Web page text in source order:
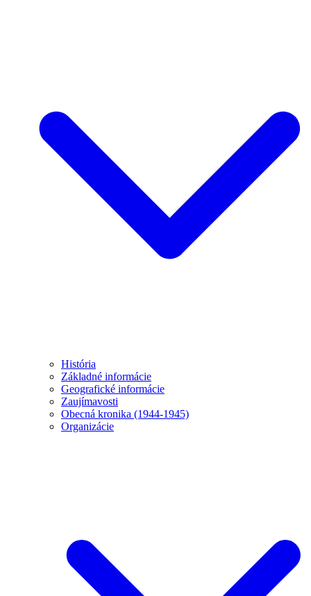
História
Základné informácie
Geografické informácie
Zaujímavosti
Obecná kronika (1944-1945)
Organizácie